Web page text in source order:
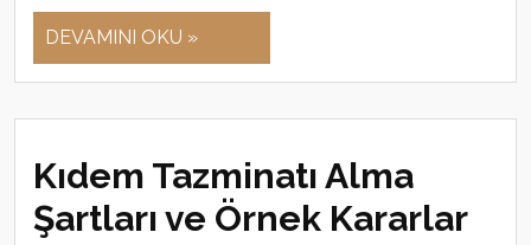
DEVAMINI OKU »
Kıdem Tazminatı Alma
Şartları ve Örnek Kararlar